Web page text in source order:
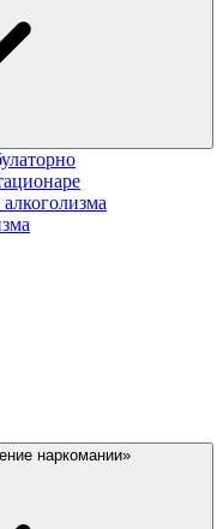
наркомании»